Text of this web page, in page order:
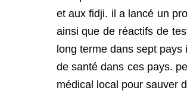
et aux fidji. il a lancé un
ainsi que de réactifs de
long terme dans sept pays
de santé dans ces pays.
médical local pour sauver